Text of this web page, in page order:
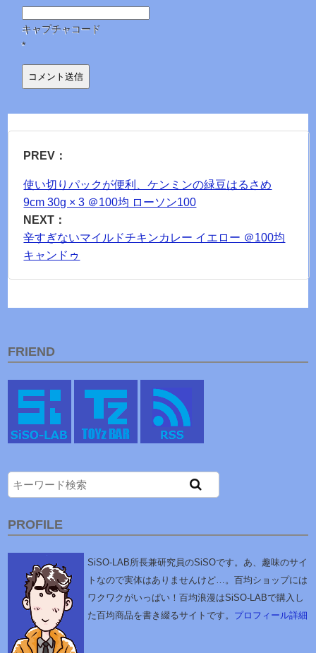
キャプチャコード
*
PREV：
使い切りパックが便利、ケンミンの緑豆はるさめ
9cm 30g × 3 ＠100均 ローソン100
NEXT：
辛すぎないマイルドチキンカレー イエロー ＠100均
キャンドゥ
FRIEND
PROFILE
SiSO-LAB所長兼研究員のSiSOです。あ、趣味のサイ
トなので実体はありませんけど…。百均ショップには
ワクワクがいっぱい！百均浪漫はSiSO-LABで購入し
た百均商品を書き綴るサイトです。 プロフィール詳細